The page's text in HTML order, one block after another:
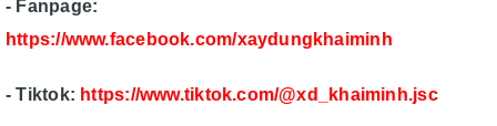
- Fanpage:
https://www.facebook.com/xaydungkhaiminh
- Tiktok: https://www.tiktok.com/@xd_khaiminh.jsc